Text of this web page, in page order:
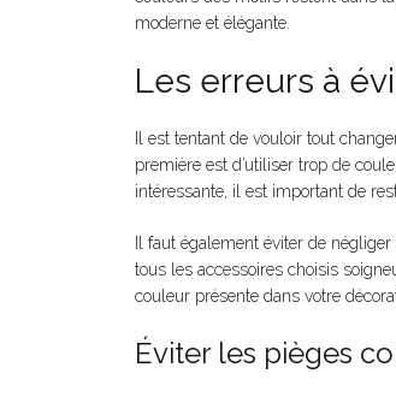
moderne et élégante.
Les erreurs à
Il est tentant de vouloir tout
première est d’utiliser trop de
intéressante, il est important de
Il faut également éviter de
tous les accessoires choisis
couleur présente dans votre
Éviter les pièges